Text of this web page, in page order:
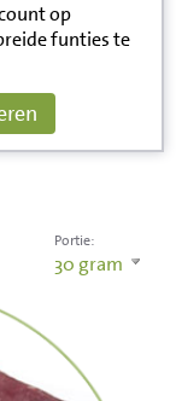
op
funties te
Portie:
30 gram